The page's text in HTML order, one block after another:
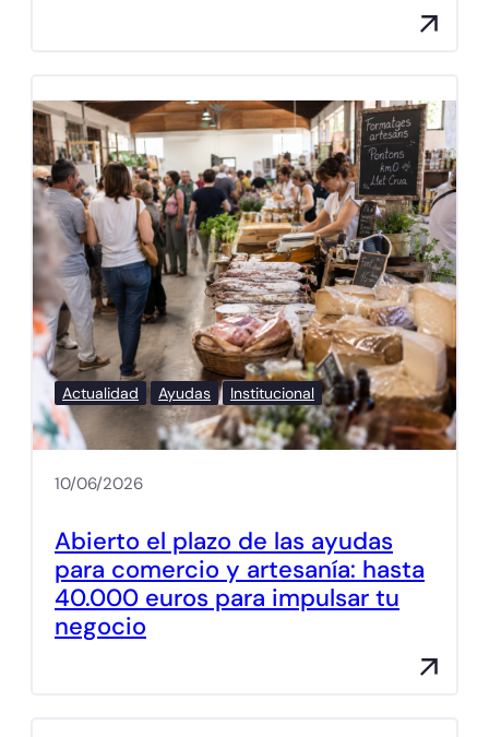
Actualidad Ayudas Institucional
10/06/2026
Abierto el plazo de las ayudas
para comercio y artesanía: hasta
40.000 euros para impulsar tu
negocio